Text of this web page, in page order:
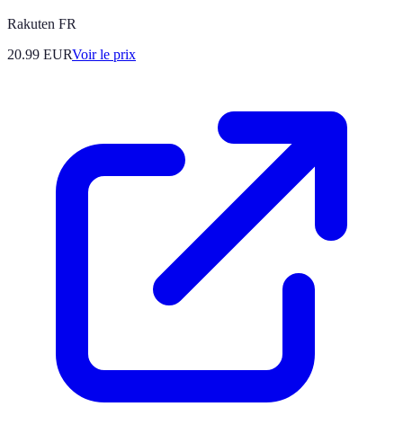
Rakuten FR
20.99 EURVoir le prix